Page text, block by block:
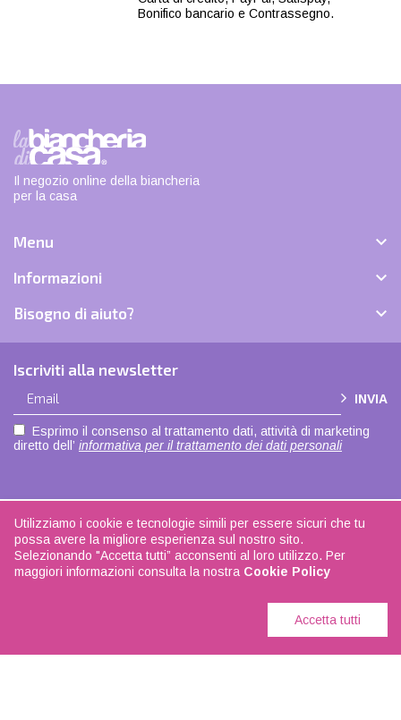
Bonifico bancario e Contrassegno.
Il negozio online della biancheria
per la casa
Menu 
Informazioni 
Bisogno di aiuto? 
Iscriviti alla newsletter
INVIA
Esprimo il consenso al trattamento dati, attività di marketing
diretto dell’ informativa per il trattamento dei dati personali
Utilizziamo i cookie e tecnologie simili per essere sicuri che tu
possa avere la migliore esperienza sul nostro sito.
Selezionando "Accetta tutti” acconsenti al loro utilizzo. Per
maggiori informazioni consulta la nostra Cookie Policy
Accetta tutti
Copyright © 2021 | Privacy policy|Cookie policy| Made with love byADOK
Seguici suFacebook| La biancheria di casa - P.IVA 04108350168